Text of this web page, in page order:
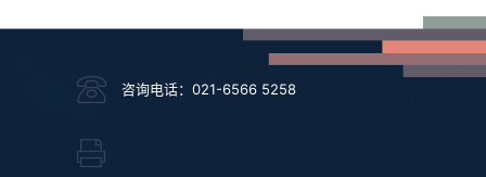
咨询电话：021-6566 5258